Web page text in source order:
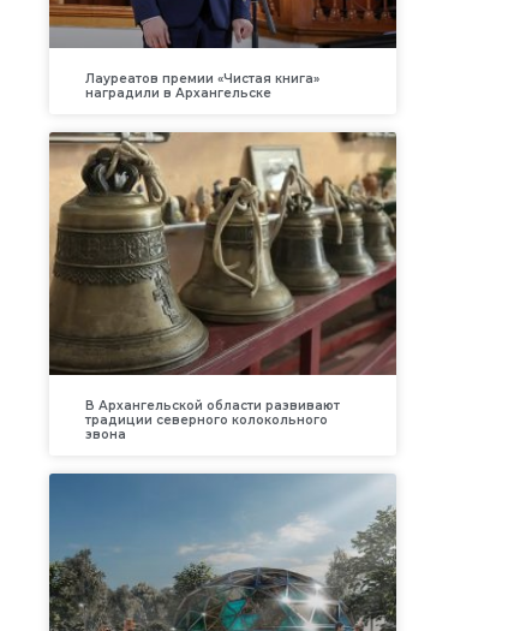
Лауреатов премии «Чистая книга»
наградили в Архангельске
В Архангельской области развивают
традиции северного колокольного
звона